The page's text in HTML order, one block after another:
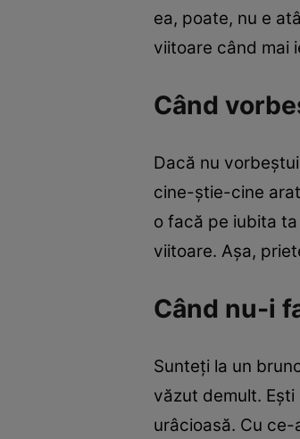
ea, poate, nu e
viitoare când mai
Când
Dacă nu
cine-ştie-cine
o facă pe iubita
viitoare. Aşa,
Când nu-i
Sunteţi la un
văzut demult.
urâcioasă. Cu